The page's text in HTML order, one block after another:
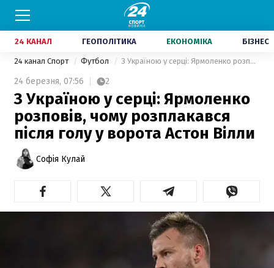
24 КАНАЛ ГЕОПОЛІТИКА ЕКОНОМІКА БІЗНЕС
24 канал Спорт Футбол З Україною у серці: Ярмоленко розповів, чому розплакався після голу у ворота Астон Вілли
24 березня, 07:56 2
З Україною у серці: Ярмоленко
розповів, чому розплакався
після голу у ворота Астон Вілли
Софія Кулай